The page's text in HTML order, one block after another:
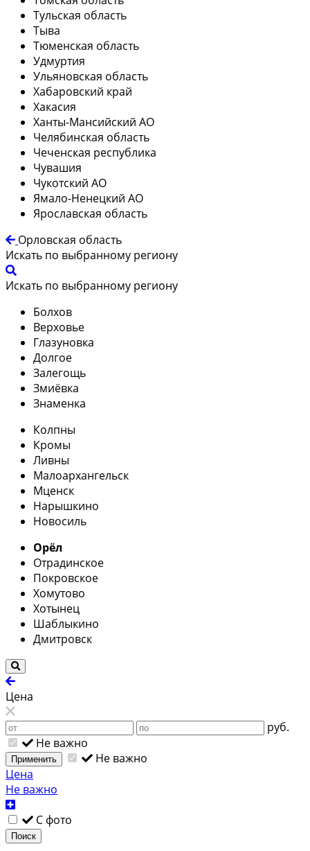
Тульская область
Тыва
Тюменская область
Удмуртия
Ульяновская область
Хабаровский край
Хакасия
Ханты-Мансийский АО
Челябинская область
Чеченская республика
Чувашия
Чукотский АО
Ямало-Ненецкий АО
Ярославская область
Орловская область
Искать по выбранному региону
Искать по выбранному региону
Болхов
Верховье
Глазуновка
Долгое
Залегощь
Змиёвка
Знаменка
Колпны
Кромы
Ливны
Малоархангельск
Мценск
Нарышкино
Новосиль
Орёл
Отрадинское
Покровское
Хомутово
Хотынец
Шаблыкино
Дмитровск
Цена
руб.
Не важно
Применить
Не важно
Цена
Не важно
С фото
Поиск